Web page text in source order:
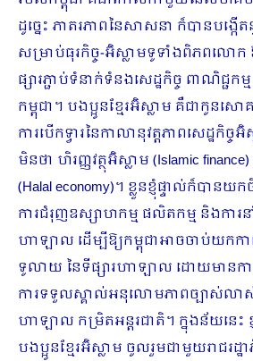
ដូច្នេះ​ ភាតរភាពនៃសាសនា ក៏បាន​បង្ក
សម្រាប់ធុរកិច្ច-អ៊ិស្លាម​ទូទាំងពិភពលោក
ផ្សារភ្ជាប់ទំនាក់ទំនង​សេដ្ឋកិច្ច ពាណិជ្ជ
កម្ពុជា។ ​បងប្អូនខ្មែរ​អ៊ិស្លាម​ គឺជាកូន​​សោ
ការ​បើក​ទ្វារនៃកាលានុវត្ត​ភាពសេដ្ឋកិ
មិនថា ហិរញ្ញវត្ថុ​អ៊ិស្លាម (Islamic
(Halal economy)។ ខ្លួនខ្ញុំ​ផ្ទាល់​ក៏បាន​យ
ការជំរុញឧស្សាហកម្ម ផលិតកម្ម និងកា
ហាឡាល ដើម្បីឱ្យកម្ពុជាអាច​ចាប់​យក​ក
ទូលាយ​ នៃ​ទីផ្សារហាឡាល ដោយ​មាន​កា
ការទទួលស្គាល់​អនុលោម​ភាព​ច្បាស់ល
ហាឡាល កម្រិតអន្តរជាតិ។ ក្នុងន័យនេះ ខ្
បងប្អូនខ្មែរអ៊ិស្លាម ចូលរួម​ជាមួយ​រាជរដ្ឋ